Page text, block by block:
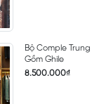
Bộ Comple
Gồm Ghile
8.500.000₫